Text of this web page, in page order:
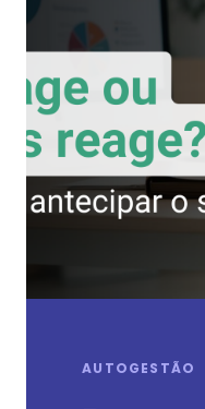
AUTOGESTÃO